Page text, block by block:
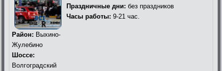
Праздничные дни: без праздников
Часы работы: 9-21 час.
Район: Выхино-
Жулебино
Шоссе:
Волгоградский